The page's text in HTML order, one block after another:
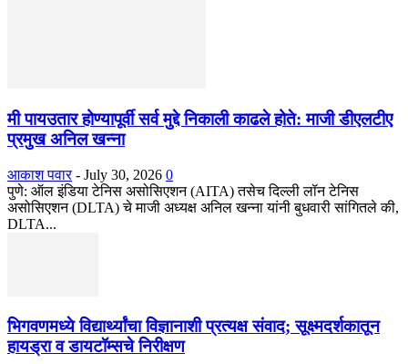
मी पायउतार होण्यापूर्वी सर्व मुद्दे निकाली काढले होते: माजी डीएलटीए
प्रमुख अनिल खन्ना
आकाश पवार - July 30, 2026 0
पुणे: ऑल इंडिया टेनिस असोसिएशन (AITA) तसेच दिल्ली लॉन टेनिस
असोसिएशन (DLTA) चे माजी अध्यक्ष अनिल खन्ना यांनी बुधवारी सांगितले की,
DLTA...
भिगवणमध्ये विद्यार्थ्यांचा विज्ञानाशी प्रत्यक्ष संवाद; सूक्ष्मदर्शकातून
हायड्रा व डायटॉम्सचे निरीक्षण